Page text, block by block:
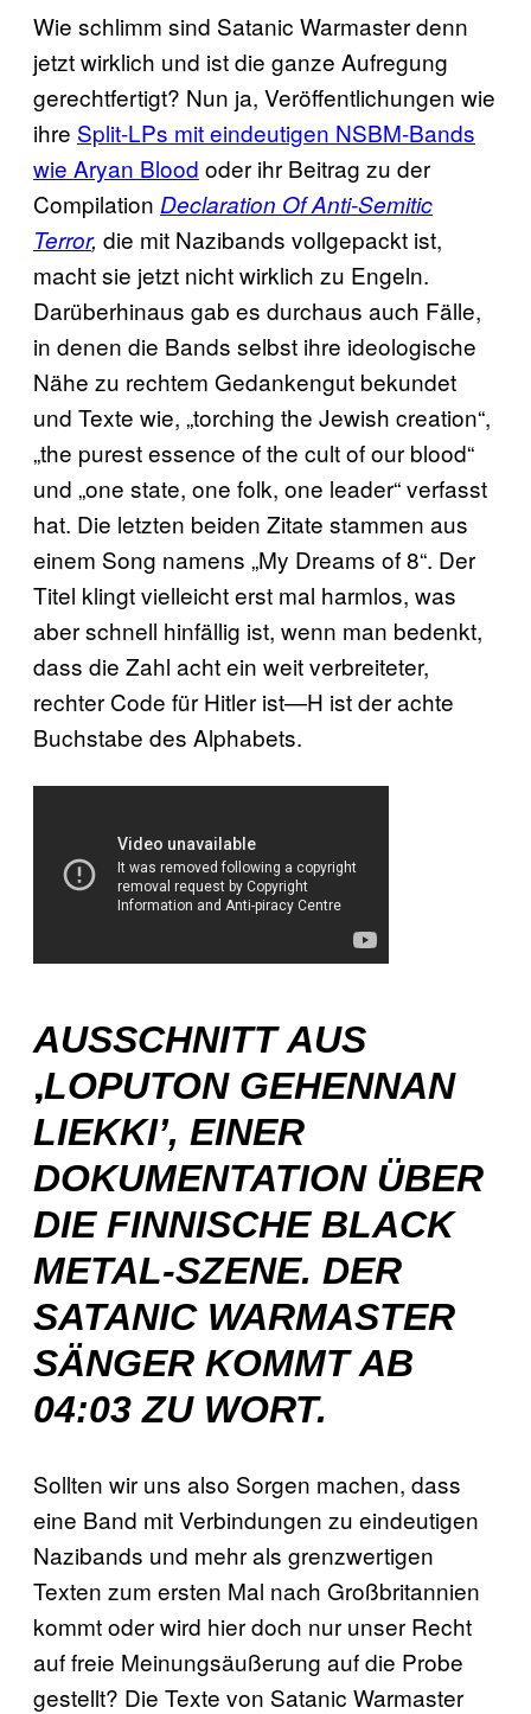
Wie schlimm sind Satanic Warmaster denn
jetzt wirklich und ist die ganze Aufregung
gerechtfertigt? Nun ja, Veröffentlichungen wie
ihre Split-LPs mit eindeutigen NSBM-Bands
wie Aryan Blood oder ihr Beitrag zu der
Compilation Declaration Of Anti-Semitic
Terror, die mit Nazibands vollgepackt ist,
macht sie jetzt nicht wirklich zu Engeln.
Darüberhinaus gab es durchaus auch Fälle,
in denen die Bands selbst ihre ideologische
Nähe zu rechtem Gedankengut bekundet
und Texte wie, „torching the Jewish creation“,
„the purest essence of the cult of our blood“
und „one state, one folk, one leader“ verfasst
hat. Die letzten beiden Zitate stammen aus
einem Song namens „My Dreams of 8“. Der
Titel klingt vielleicht erst mal harmlos, was
aber schnell hinfällig ist, wenn man bedenkt,
dass die Zahl acht ein weit verbreiteter,
rechter Code für Hitler ist—H ist der achte
Buchstabe des Alphabets.
AUSSCHNITT AUS
‚LOPUTON GEHENNAN
LIEKKI’, EINER
DOKUMENTATION ÜBER
DIE FINNISCHE BLACK
METAL-SZENE. DER
SATANIC WARMASTER
SÄNGER KOMMT AB
04:03 ZU WORT.
Sollten wir uns also Sorgen machen, dass
eine Band mit Verbindungen zu eindeutigen
Nazibands und mehr als grenzwertigen
Texten zum ersten Mal nach Großbritannien
kommt oder wird hier doch nur unser Recht
auf freie Meinungsäußerung auf die Probe
gestellt? Die Texte von Satanic Warmaster